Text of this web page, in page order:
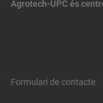
Agrotech-UPC és
Formulari de contacte